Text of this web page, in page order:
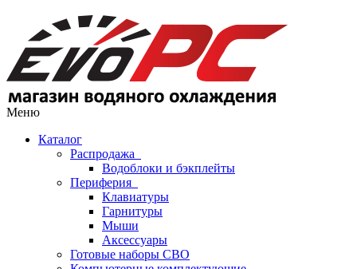
Меню
Каталог
Распродажа
Водоблоки и бэкплейты
Периферия
Клавиатуры
Гарнитуры
Мыши
Аксессуары
Готовые наборы СВО